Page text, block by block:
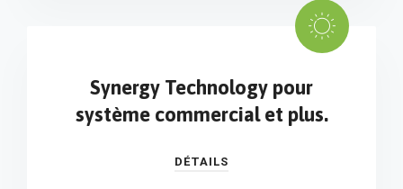
Synergy Technology pour
système commercial et plus.
DÉTAILS